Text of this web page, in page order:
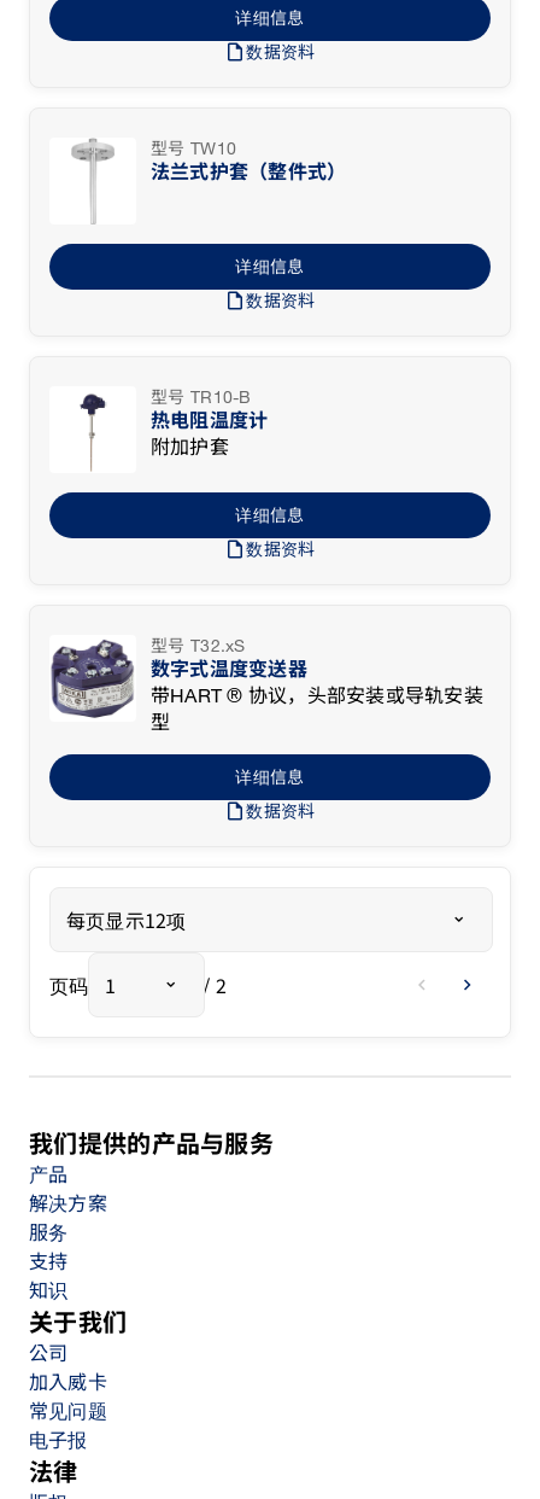
draft数据资料
详细信息
型号 TW10
法兰式护套（整件式）
draft数据资料
详细信息
型号 TR10-B
热电阻温度计
附加护套
draft数据资料
详细信息
型号 T32.xS
数字式温度变送器
带HART ® 协议，头部安装或导轨安装
型
draft数据资料
详细信息
每页显示12项
页码 1 / 2 chevron_left chevron_right
我们提供的产品与服务
产品
解决方案
服务
支持
知识
关于我们
公司
加入威卡
常见问题
电子报
法律